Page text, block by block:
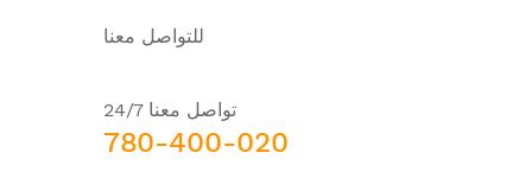
للتواصل معنا
تواصل معنا 24/7
780-400-020